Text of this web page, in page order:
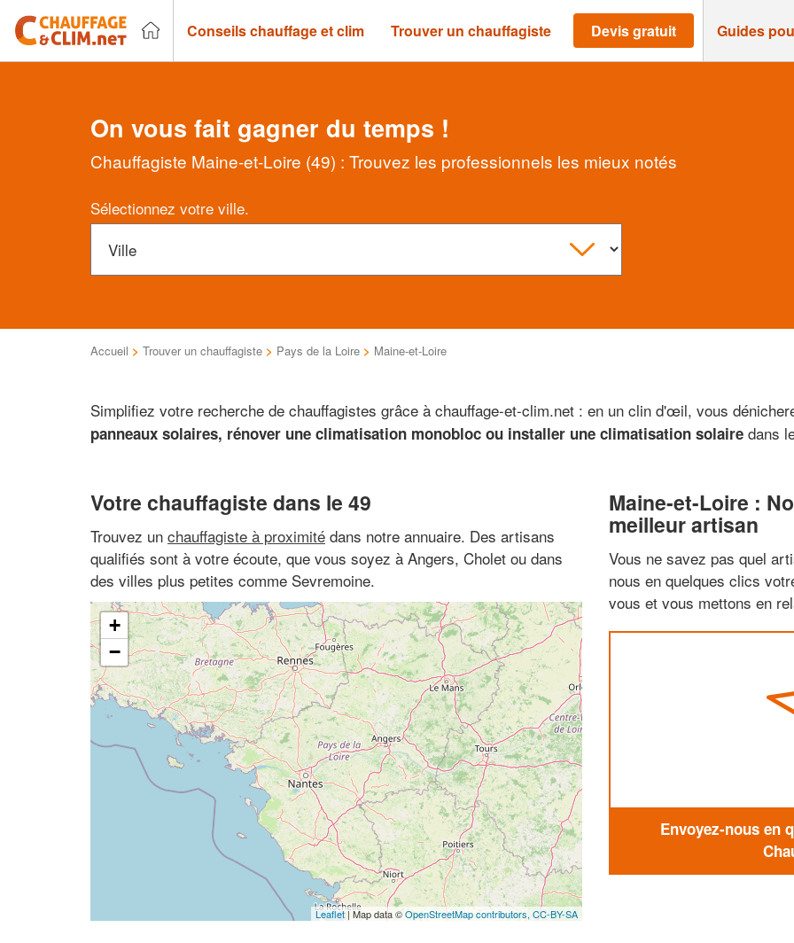
Conseils chauffage et clim Trouver un chauffagiste Devis gratuit Guides
On vous fait gagner du temps !
Chauffagiste Maine-et-Loire (49) : Trouvez les professionnels les mieux notés
Sélectionnez votre ville.
Accueil > Trouver un chauffagiste > Pays de la Loire > Maine-et-Loire
Simplifiez votre recherche de chauffagistes grâce à chauffage-et-clim.net : en un clin d'œil, vous
panneaux solaires, rénover une climatisation monobloc ou installer une climatisation solaire dans
Votre chauffagiste dans le 49
Trouvez un chauffagiste à proximité dans notre annuaire. Des artisans
qualifiés sont à votre écoute, que vous soyez à Angers, Cholet ou dans
des villes plus petites comme Sevremoine.
+
−
Leaflet| Map data ©OpenStreetMap contributors, CC-BY-SA
Maine-et-Loire :
meilleur artisan
Vous ne savez pas quel
nous en quelques clics
vous et vous mettons en
Envoyez-nous en